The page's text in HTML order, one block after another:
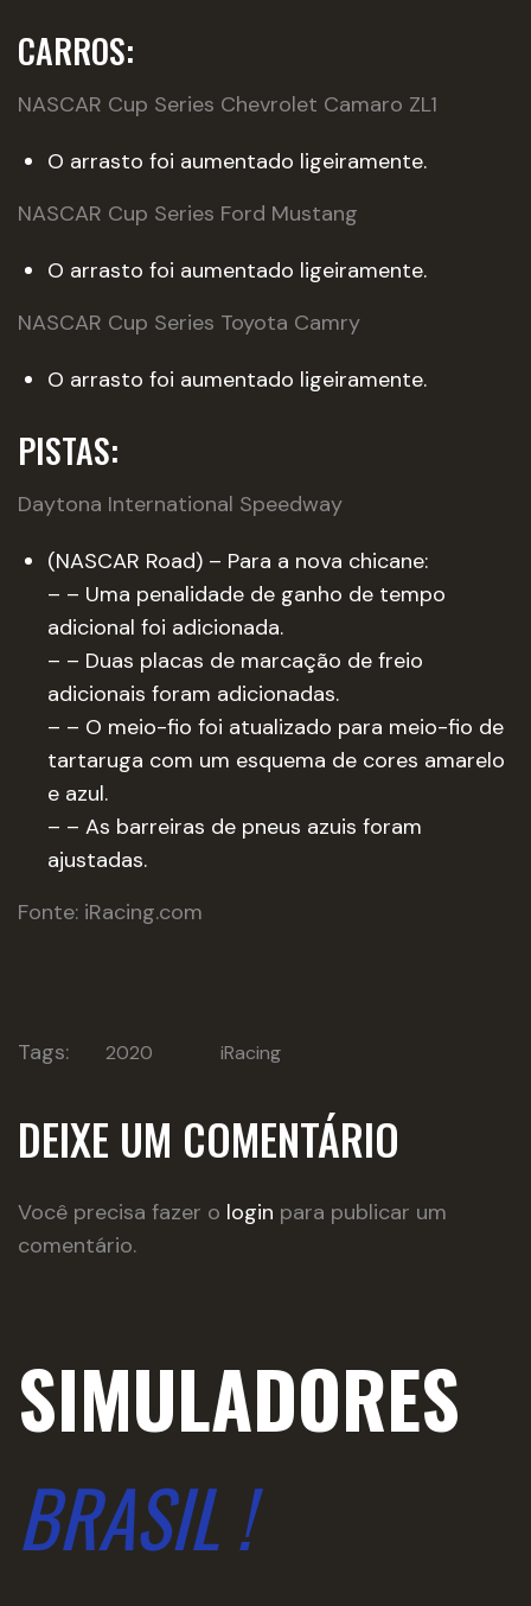
CARROS:
NASCAR Cup Series Chevrolet Camaro ZL1
O arrasto foi aumentado ligeiramente.
NASCAR Cup Series Ford Mustang
O arrasto foi aumentado ligeiramente.
NASCAR Cup Series Toyota Camry
O arrasto foi aumentado ligeiramente.
PISTAS:
Daytona International Speedway
(NASCAR Road) – Para a nova chicane:
– – Uma penalidade de ganho de tempo
adicional foi adicionada.
– – Duas placas de marcação de freio
adicionais foram adicionadas.
– – O meio-fio foi atualizado para meio-fio de
tartaruga com um esquema de cores amarelo
e azul.
– – As barreiras de pneus azuis foram
ajustadas.
Fonte: iRacing.com
Tags: 2020 iRacing
DEIXE UM COMENTÁRIO
Você precisa fazer o login para publicar um
comentário.
SIMULADORES
BRASIL !